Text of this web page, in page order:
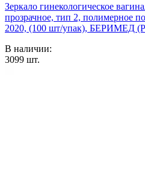
Зеркало гинекологическое
прозрачное, тип 2, полимерное
2020, (100 шт/упак), БЕРИМЕД
В наличии:
3099 шт.